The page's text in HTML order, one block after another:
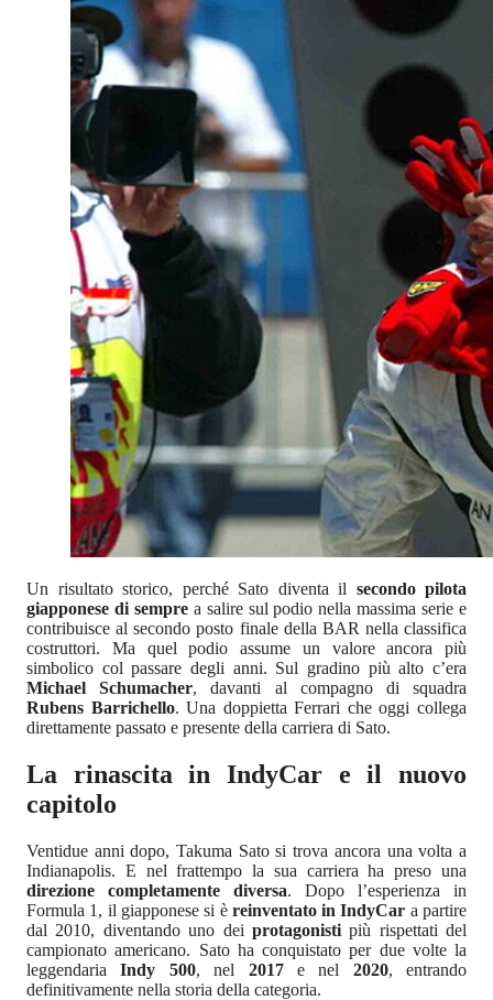
Un risultato storico, perché Sato diventa il secondo pilota
giapponese di sempre a salire sul podio nella massima serie e
contribuisce al secondo posto finale della BAR nella classifica
costruttori. Ma quel podio assume un valore ancora più
simbolico col passare degli anni. Sul gradino più alto c’era
Michael Schumacher, davanti al compagno di squadra
Rubens Barrichello. Una doppietta Ferrari che oggi collega
direttamente passato e presente della carriera di Sato.
La rinascita in IndyCar e il nuovo
capitolo
Ventidue anni dopo, Takuma Sato si trova ancora una volta a
Indianapolis. E nel frattempo la sua carriera ha preso una
direzione completamente diversa. Dopo l’esperienza in
Formula 1, il giapponese si è reinventato in IndyCar a partire
dal 2010, diventando uno dei protagonistipiù rispettati del
campionato americano. Sato ha conquistato per due volte la
leggendariaIndy 500, nel 2017 e nel 2020, entrando
definitivamente nella storia della categoria.